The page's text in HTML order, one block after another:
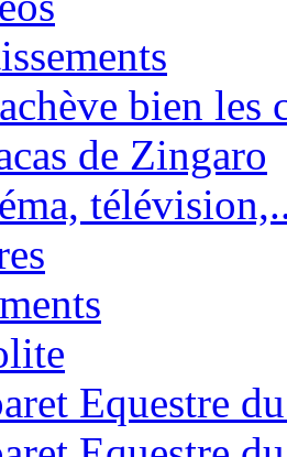
bien les
de Zingaro
Equestre